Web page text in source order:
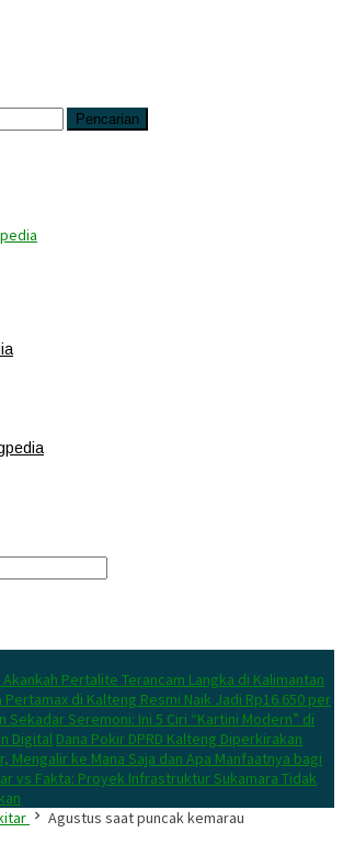
Pencarian
Pertalite Terancam Langka di Kalimantan
Pertamax di Kalteng Resmi Naik Jadi Rp16.650 per
Sekadar Seremoni: Ini 5 Ciri “Kartini Modern” di
Digital Dana Pokir DPRD Kalteng Diperkirakan
Mengalir ke Mana Saja dan Apa Manfaatnya bagi
vs Fakta: Proyek Infrastruktur Sukamara Tidak
Agustus saat puncak kemarau